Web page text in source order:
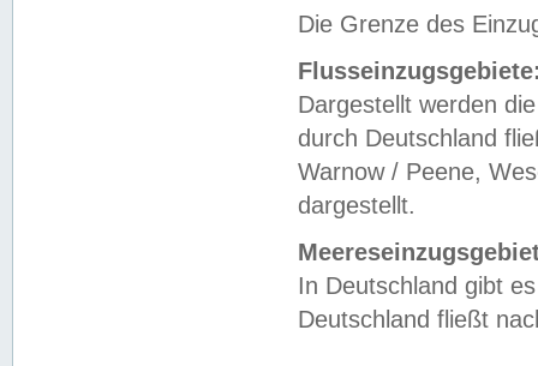
Die Grenze des
Dargestellt werden
durch Deutschland
Warnow / Peene,
dargestellt.
In Deutschland gibt
Deutschland fließt